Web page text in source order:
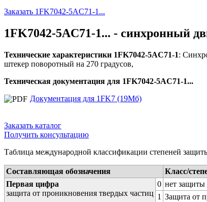
Заказать 1FK7042-5AC71-1...
1FK7042-5AC71-1... - синхронный
Технические характеристики 1FK7042-5AC71-1:
штекер поворотный на 270 градусов,
Техническая документация для 1FK7042-5AC71-1...
Документация для 1FK7 (19Мб)
Заказать каталог
Получить консультацию
Таблица международной классификации степеней
Составляющая обозначения
Класс/
Первая цифра
защита от проникновения твердых частиц
0 нет защиты
1 Защита от